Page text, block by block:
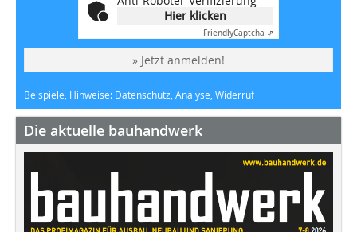
Hier klicken
FriendlyCaptcha ⇗
» Jetzt anmelden!
Beispiele, Hinweise: Datenschutz, Analyse, Widerruf
Die aktuelle bauhandwerk